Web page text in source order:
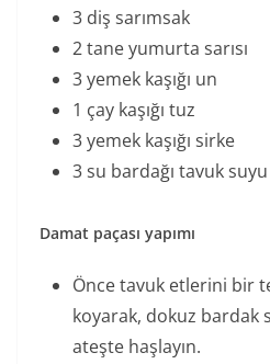
3 diş sarımsak
2 tane yumurta sarısı
3 yemek kaşığı un
1 çay kaşığı tuz
3 yemek kaşığı sirke
3 su bardağı tavuk suyu
Damat paçası yapımı
Önce tavuk etlerini bir
koyarak, dokuz bardak
ateşte haşlayın.